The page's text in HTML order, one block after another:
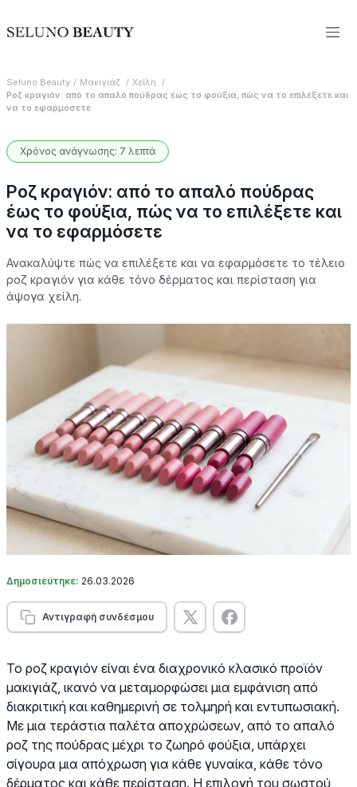
Seluno Beauty Μακιγιάζ
Χείλη
Ροζ κραγιόν: από το απαλό πούδρας έως το φούξια, πώς να το επιλέξετε και
να το εφαρμόσετε
Χρόνος ανάγνωσης: 7 λεπτά
Ροζ κραγιόν: από το απαλό πούδρας
έως το φούξια, πώς να το επιλέξετε και
να το εφαρμόσετε
Ανακαλύψτε πώς να επιλέξετε και να εφαρμόσετε το τέλειο
ροζ κραγιόν για κάθε τόνο δέρματος και περίσταση για
άψογα χείλη.
Δημοσιεύτηκε: 26.03.2026
Αντιγραφή συνδέσμου
Το ροζ κραγιόν είναι ένα διαχρονικό κλασικό προϊόν
μακιγιάζ, ικανό να μεταμορφώσει μια εμφάνιση από
διακριτική και καθημερινή σε τολμηρή και εντυπωσιακή.
Με μια τεράστια παλέτα αποχρώσεων, από το απαλό
ροζ της πούδρας μέχρι το ζωηρό φούξια, υπάρχει
σίγουρα μια απόχρωση για κάθε γυναίκα, κάθε τόνο
δέρματος και κάθε περίσταση. Η επιλογή του σωστού